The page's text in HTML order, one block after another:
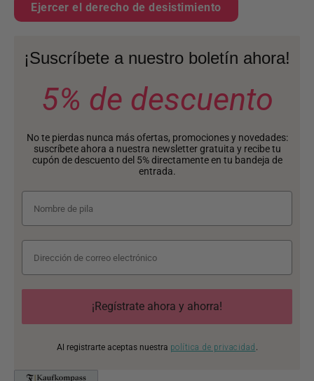
Ejercer el derecho de desistimiento
¡Suscríbete a nuestro boletín ahora!
5% de descuento
No te pierdas nunca más ofertas, promociones y novedades:
suscríbete ahora a nuestra newsletter gratuita y recibe tu
cupón de descuento del 5% directamente en tu bandeja de
entrada.
¡Regístrate ahora y ahorra!
Al registrarte aceptas nuestra política de privacidad .